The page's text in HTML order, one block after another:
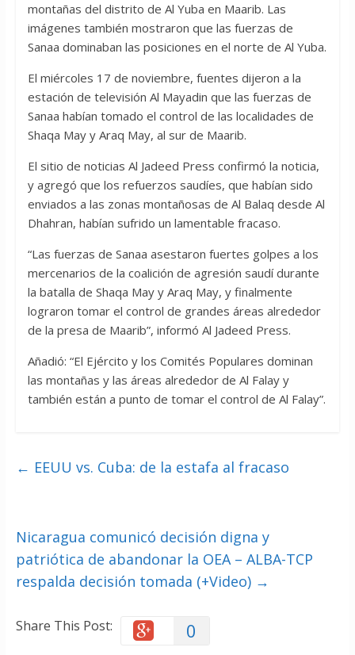
montañas del distrito de Al Yuba en Maarib. Las
imágenes también mostraron que las fuerzas de
Sanaa dominaban las posiciones en el norte de Al Yuba.
El miércoles 17 de noviembre, fuentes dijeron a la
estación de televisión Al Mayadin que las fuerzas de
Sanaa habían tomado el control de las localidades de
Shaqa May y Araq May, al sur de Maarib.
El sitio de noticias Al Jadeed Press confirmó la noticia,
y agregó que los refuerzos saudíes, que habían sido
enviados a las zonas montañosas de Al Balaq desde Al
Dhahran, habían sufrido un lamentable fracaso.
“Las fuerzas de Sanaa asestaron fuertes golpes a los
mercenarios de la coalición de agresión saudí durante
la batalla de Shaqa May y Araq May, y finalmente
lograron tomar el control de grandes áreas alrededor
de la presa de Maarib”, informó Al Jadeed Press.
Añadió: “El Ejército y los Comités Populares dominan
las montañas y las áreas alrededor de Al Falay y
también están a punto de tomar el control de Al Falay”.
← EEUU vs. Cuba: de la estafa al fracaso
Nicaragua comunicó decisión digna y
patriótica de abandonar la OEA – ALBA-TCP
respalda decisión tomada (+Video) →
Share This Post: 0